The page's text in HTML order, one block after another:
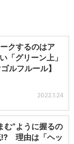
クするのはア
「グリーン上」
ルフルール】
2022.1.24
む”ように握るの
!? 理由は「ヘッ